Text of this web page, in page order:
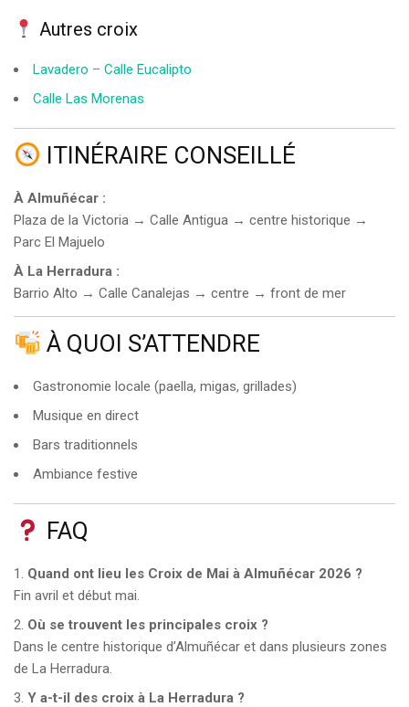
Autres croix
Lavadero – Calle Eucalipto
Calle Las Morenas
ITINÉRAIRE CONSEILLÉ
À Almuñécar :
Plaza de la Victoria → Calle Antigua → centre historique →
Parc El Majuelo
À La Herradura :
Barrio Alto → Calle Canalejas → centre → front de mer
À QUOI S’ATTENDRE
Gastronomie locale (paella, migas, grillades)
Musique en direct
Bars traditionnels
Ambiance festive
FAQ
Quand ont lieu les Croix de Mai à Almuñécar 2026 ?
Fin avril et début mai.
Où se trouvent les principales croix ?
Dans le centre historique d’Almuñécar et dans plusieurs zones
de La Herradura.
Y a-t-il des croix à La Herradura ?